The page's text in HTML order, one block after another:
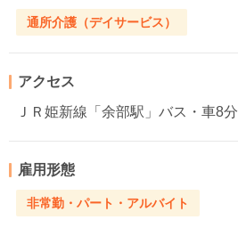
通所介護（デイサービス）
アクセス
ＪＲ姫新線「余部駅」バス・車8分
雇用形態
非常勤・パート・アルバイト